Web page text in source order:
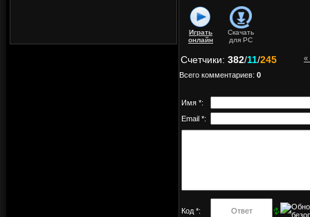
Играть
онлайн
Скачать
для PC
«
Счетчики: 382/11/245
Всего комментариев: 0
Имя *:
Email *:
Код *: